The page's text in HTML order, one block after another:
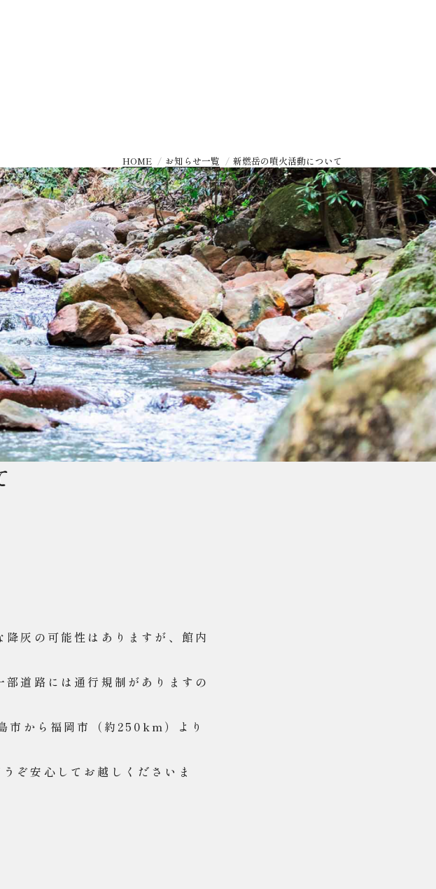
HOME お知らせ一覧 新燃岳の噴火活動について
灰の可能性はありますが、館内
道路には通行規制がありますの
市から福岡市（約250km）より
ぞ安心してお越しくださいま